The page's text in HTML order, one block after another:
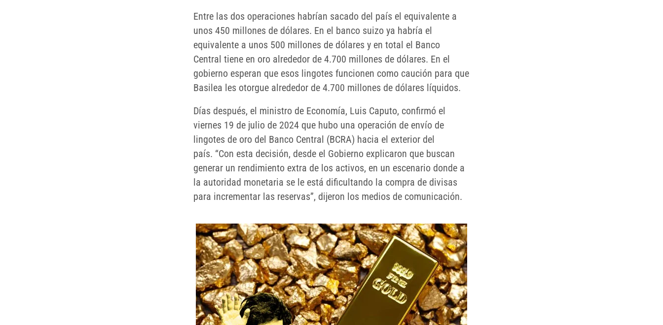
Entre las dos operaciones habrían sacado del país el equivalente a
unos 450 millones de dólares. En el banco suizo ya habría el
equivalente a unos 500 millones de dólares y en total el Banco
Central tiene en oro alrededor de 4.700 millones de dólares. En el
gobierno esperan que esos lingotes funcionen como caución para que
Basilea les otorgue alrededor de 4.700 millones de dólares líquidos.
Días después, el ministro de Economía, Luis Caputo, confirmó el
viernes 19 de julio de 2024 que hubo una operación de envío de
lingotes de oro del Banco Central (BCRA) hacia el exterior del
país. “Con esta decisión, desde el Gobierno explicaron que buscan
generar un rendimiento extra de los activos, en un escenario donde a
la autoridad monetaria se le está dificultando la compra de divisas
para incrementar las reservas”, dijeron los medios de comunicación.